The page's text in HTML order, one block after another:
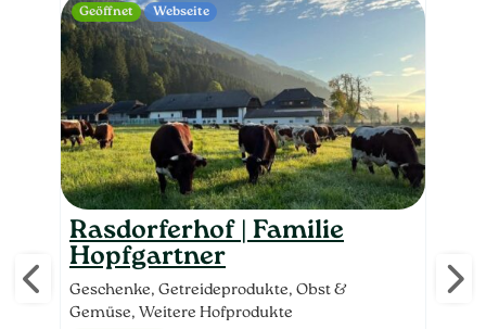
Rasdorferhof | Familie
Hopfgartner
Geschenke, Getreideprodukte, Obst &
Gemüse, Weitere Hofprodukte
Geöffnet Webseite